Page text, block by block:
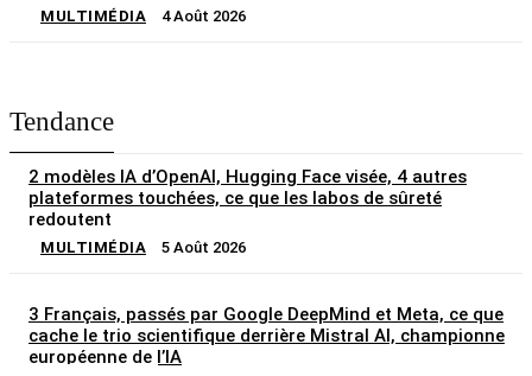
MULTIMÉDIA 4 Août 2026
Tendance
2 modèles IA d’OpenAI, Hugging Face visée, 4 autres
plateformes touchées, ce que les labos de sûreté
redoutent
MULTIMÉDIA 5 Août 2026
3 Français, passés par Google DeepMind et Meta, ce que
cache le trio scientifique derrière Mistral AI, championne
européenne de l’IA